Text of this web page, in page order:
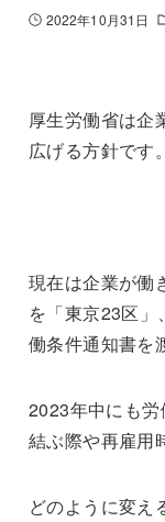
2022年10月31日
厚生労働省は企
広げる方針です。
現在は企業が働
を「東京23区
働条件通知書を
2023年中にも
結ぶ際や再雇用
どのように変え